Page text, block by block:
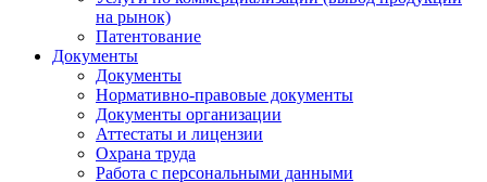
на рынок)
Патентование
Документы
Документы
Нормативно-правовые документы
Документы организации
Аттестаты и лицензии
Охрана труда
Работа с персональными данными